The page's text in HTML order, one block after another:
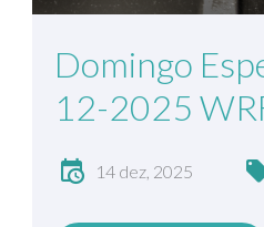
Domingo
12-2025
14 dez, 2025